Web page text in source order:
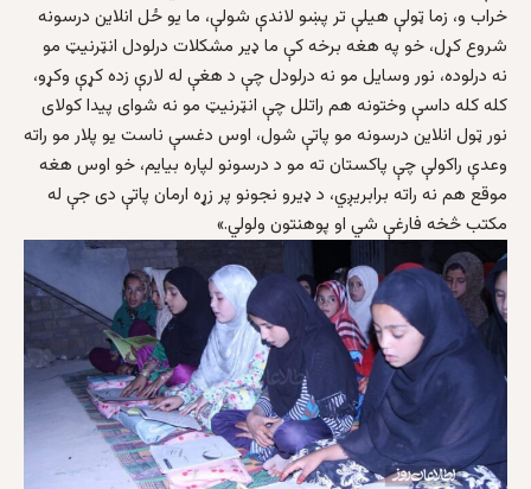
خراب و، زما ټولې هیلې تر پښو لاندې شولې، ما یو ځل انلاین درسونه
شروع کړل، خو په هغه برخه کې ما ډیر مشکلات درلودل انټرنیټ مو
نه درلوده، نور وسایل مو نه درلودل چې د هغې له لارې زده کړې وکړو،
کله کله داسې وختونه هم راتلل چې انټرنیټ مو نه شوای پیدا کولای
نور ټول انلاین درسونه مو پاتې شول، اوس دغسې ناست یو پلار مو راته
وعدې راکولې چې پاکستان ته مو د درسونو لپاره بیایم، خو اوس هغه
موقع هم نه راته برابریږي، د ډیرو نجونو پر زړه ارمان پاتې دی جې له
مکتب څخه فارغې شي او پوهنتون ولولي.»